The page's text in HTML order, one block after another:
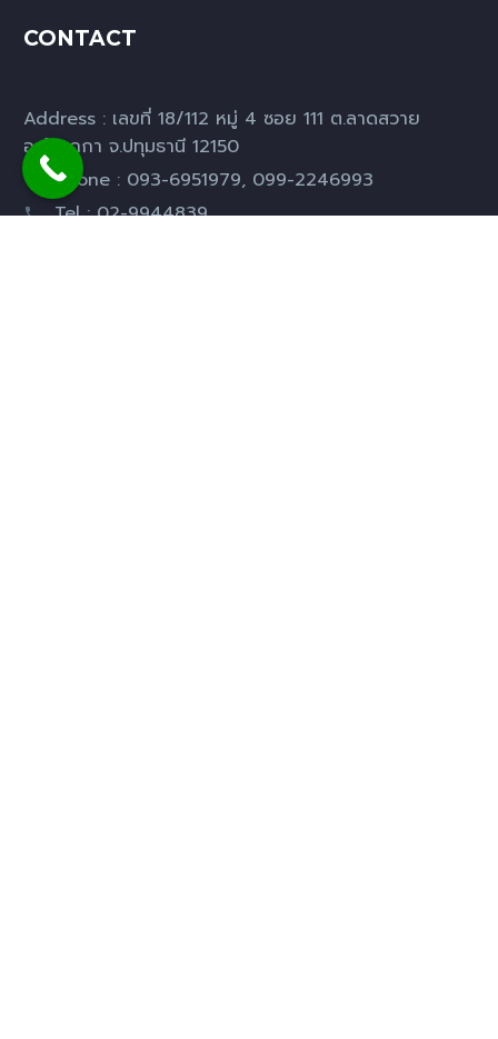
CONTACT
Address : เลขที่ 18/112 หมู่ 4 ซอย 111 ต.ลาดสวาย
อ.ลำลูกกา จ.ปทุมธานี 12150
Phone : 093-6951979, 099-2246993
Tel : 02-9944839